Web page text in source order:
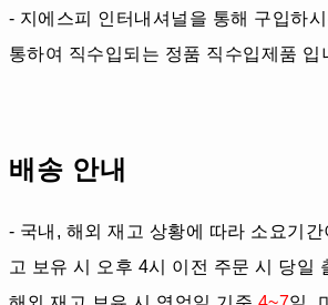
- 지에스피 인터내셔널을 통해 구입하
통하여 직수입되는 정품 직수입제품 입
배송 안내
- 국내, 해외 재고 상황에 따라 소요기간
고 보유 시 오후 4시 이전 주문 시 당일